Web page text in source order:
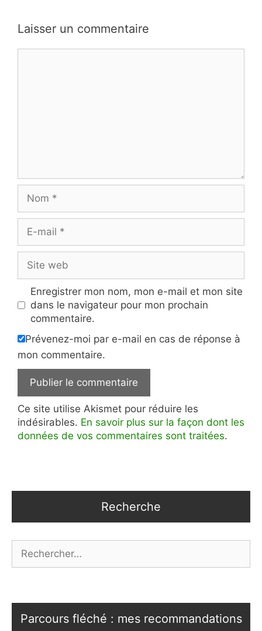
Laisser un commentaire
mail
web
Enregistrer mon nom, mon e-mail et mon site
dans le navigateur pour mon prochain
commentaire.
Prévenez-moi par e-mail en cas de réponse à
mon commentaire.
Ce site utilise Akismet pour réduire les
indésirables. En savoir plus sur la façon dont les
données de vos commentaires sont traitées.
Recherche
Parcours fléché : mes recommandations